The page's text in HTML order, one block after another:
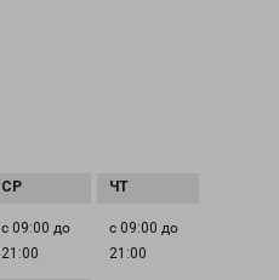
с 09:00 до
21:00
с 09:00 до
21:00